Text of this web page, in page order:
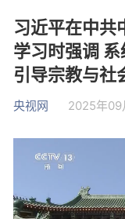
习近平在中共
学习时强调
引导宗教与社
央视网 2025年09